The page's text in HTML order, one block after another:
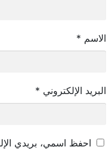
الاسم *
البريد الإلكتروني *
احفظ اسمي، بريدي